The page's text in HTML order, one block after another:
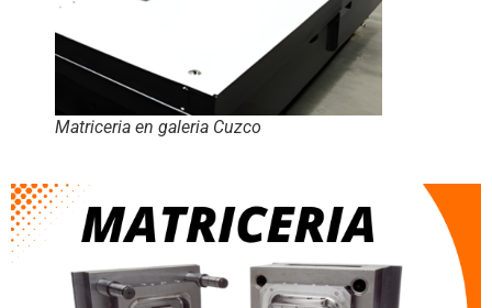
Matriceria en galeria Cuzco